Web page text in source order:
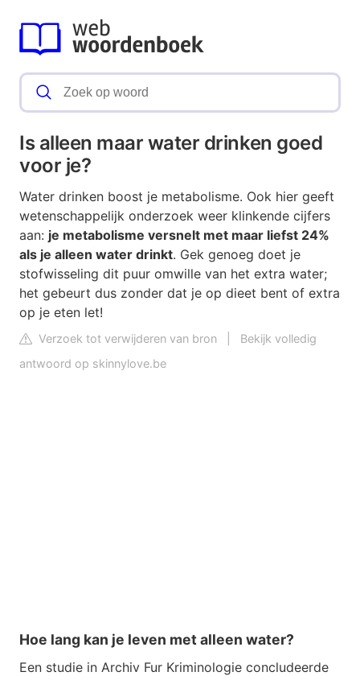
Is alleen maar water drinken goed
voor je?
Water drinken boost je metabolisme. Ook hier geeft
wetenschappelijk onderzoek weer klinkende cijfers
aan: je metabolisme versnelt met maar liefst 24%
als je alleen water drinkt. Gek genoeg doet je
stofwisseling dit puur omwille van het extra water;
het gebeurt dus zonder dat je op dieet bent of extra
op je eten let!
Verzoek tot verwijderen van bron
Bekijk volledig
antwoord op skinnylove.be
Hoe lang kan je leven met alleen water?
Een studie in Archiv Fur Kriminologie concludeerde